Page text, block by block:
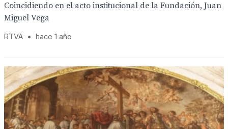
Coincidiendo en el acto institucional de la Fundación, Juan
Miguel Vega
RTVA • hace 1 año